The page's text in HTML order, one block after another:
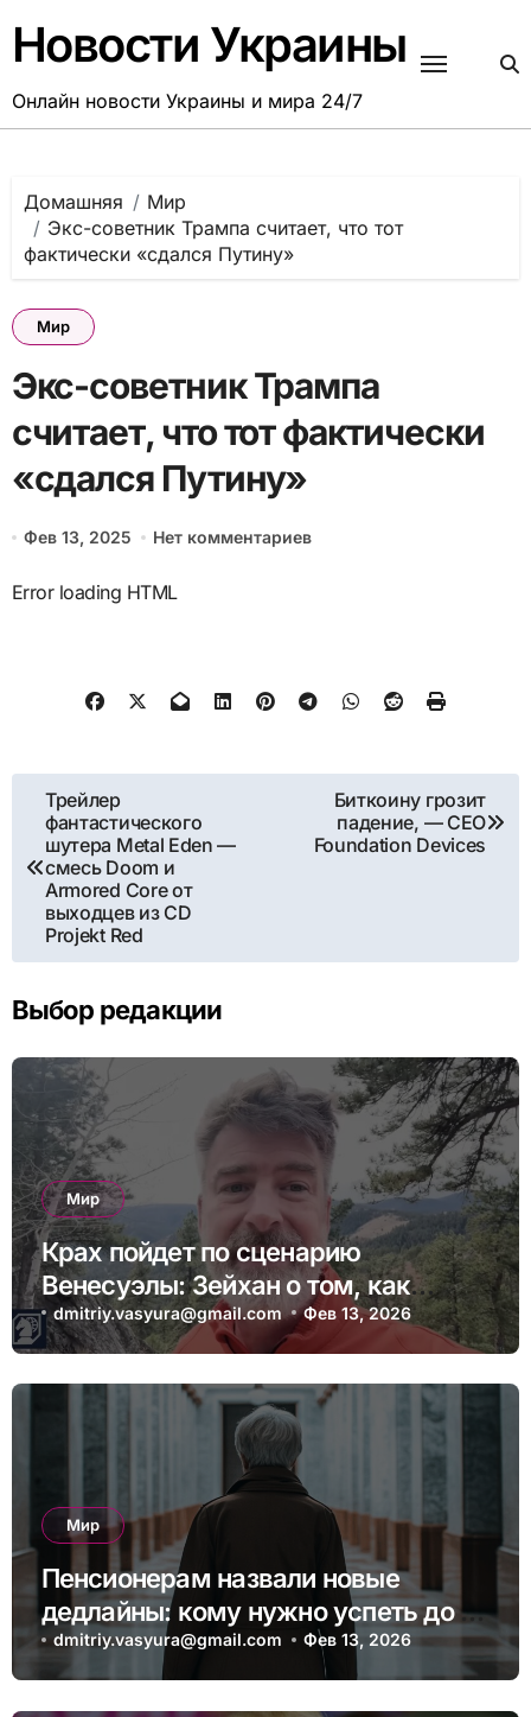
содержанию
Новости Украины
Онлайн новости Украины и мира 24/7
Домашняя
Мир
Экс-советник Трампа считает, что тот
фактически «сдался Путину»
Мир
Экс-советник Трампа
считает, что тот фактически
«сдался Путину»
Фев 13, 2025 Нет комментариев
Error loading HTML
Навигация
по
записям
Трейлер
фантастического
шутера Metal Eden —
смесь Doom и
Armored Core от
выходцев из CD
Projekt Red
Биткоину грозит
падение, — CEO
Foundation Devices
Выбор редакции
Мир
Крах пойдет по сценарию
Венесуэлы: Зейхан о том, как
может выглядеть коллапс Китая
dmitriy.vasyura@gmail.com Фев 13, 2026
Мир
Пенсионерам назвали новые
дедлайны: кому нужно успеть до 1
апреля
dmitriy.vasyura@gmail.com Фев 13, 2026